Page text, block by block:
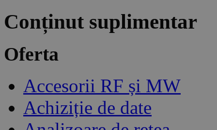
Conținut suplimentar
Oferta
Accesorii RF și MW
Achiziție de date